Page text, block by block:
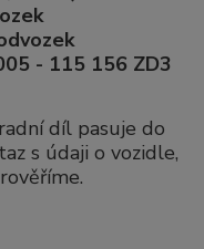
- 115 156 ZD3
díl pasuje do
s údaji o vozidle,